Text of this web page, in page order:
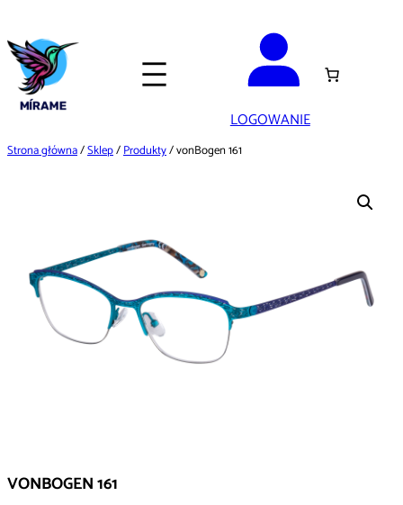
do
treści
LOGOWANIE
Strona główna/Sklep/Produkty/ vonBogen 161
VONBOGEN 161